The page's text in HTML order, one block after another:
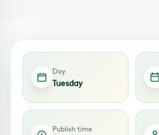
Day
Tuesday
Publish time